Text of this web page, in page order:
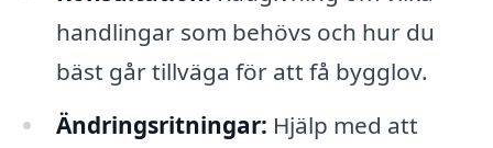
handlingar som behövs och hur du
bäst går tillväga för att få bygglov.
Ändringsritningar: Hjälp med att